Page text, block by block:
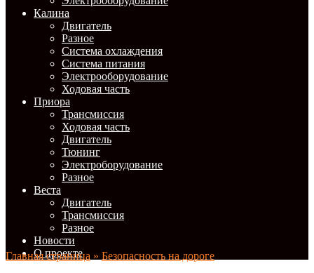
Калина
Двигатель
Разное
Система охлаждения
Система питания
Электрооборудование
Ходовая часть
Приора
Трансмиссия
Ходовая часть
Двигатель
Тюнинг
Электроборудование
Разное
Веста
Двигатель
Трансмиссия
Разное
Новости
О проекте
Главная страница » Безопасность на дороге